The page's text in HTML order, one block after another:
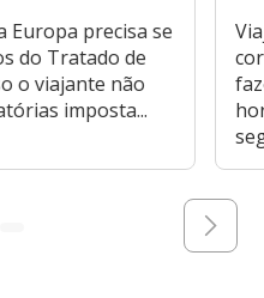
Europa precisa se
do Tratado de
o viajante não
imposta...